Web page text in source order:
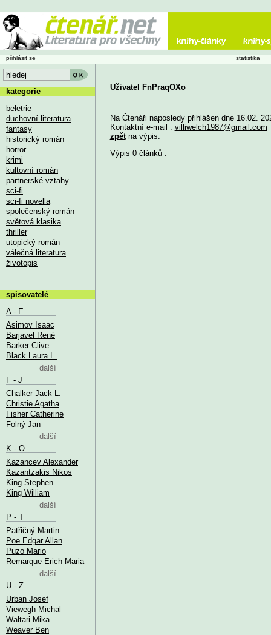
Uživatel FnPraqOXo
Na Čtenáři naposledy přihlášen dne 16.02.
Kontaktní e-mail : villiwelch1987@gmail.com
zpětna výpis.
Výpis 0 článků :
přihlásit se statistika
kategorie
beletrie
duchovní literatura
fantasy
historický román
horror
krimi
kultovní román
partnerské vztahy
sci-fi
sci-fi novella
společenský román
světová klasika
thriller
utopický román
válečná literatura
životopis
spisovatelé
A - E
Asimov Isaac
Barjavel René
Barker Clive
Black Laura L.
další
F - J
Chalker Jack L.
Christie Agatha
Fisher Catherine
Folný Jan
další
K - O
Kazancev Alexander
Kazantzakis Nikos
King Stephen
King William
další
P - T
Patřičný Martin
Poe Edgar Allan
Puzo Mario
Remarque Erich Maria
další
U - Z
Urban Josef
Viewegh Michal
Waltari Mika
Weaver Ben